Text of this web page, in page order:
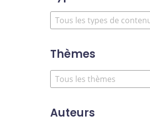
Thèmes
Auteurs